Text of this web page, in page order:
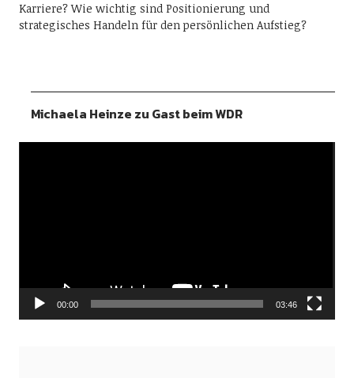
Karriere? Wie wichtig sind Positionierung und
strategisches Handeln für den persönlichen Aufstieg?
Michaela Heinze zu Gast beim WDR
00:00 03:46